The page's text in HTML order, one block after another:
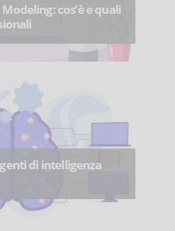
cos’è e quali
di intelligenza